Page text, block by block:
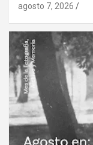
agosto 7, 2026